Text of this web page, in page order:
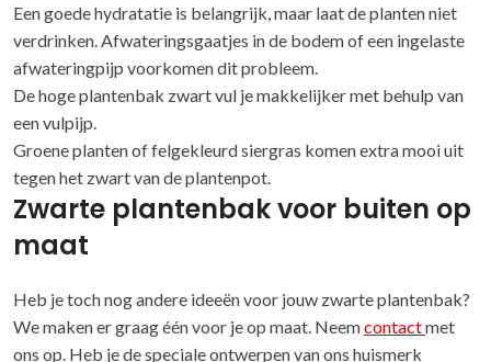
Een goede hydratatie is belangrijk, maar laat de planten niet
verdrinken. Afwateringsgaatjes in de bodem of een ingelaste
afwateringpijp voorkomen dit probleem.
De hoge plantenbak zwart vul je makkelijker met behulp van
een vulpijp.
Groene planten of felgekleurd siergras komen extra mooi uit
tegen het zwart van de plantenpot.
Zwarte plantenbak voor buiten op
maat
Heb je toch nog andere ideeën voor jouw zwarte plantenbak?
We maken er graag één voor je op maat. Neemcontactmet
ons op. Heb je de speciale ontwerpen van ons huismerk